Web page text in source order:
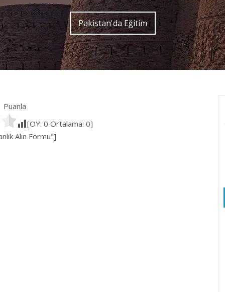
Pakistan'da Eğitim
Puanla
[OY: 0 Ortalama: 0]
Alın Formu"]